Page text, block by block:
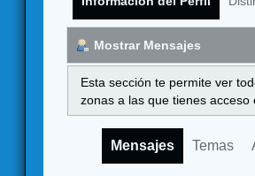
Mostrar Mensajes
Esta sección te permite ver
zonas a las que tienes acceso
Mensajes Temas